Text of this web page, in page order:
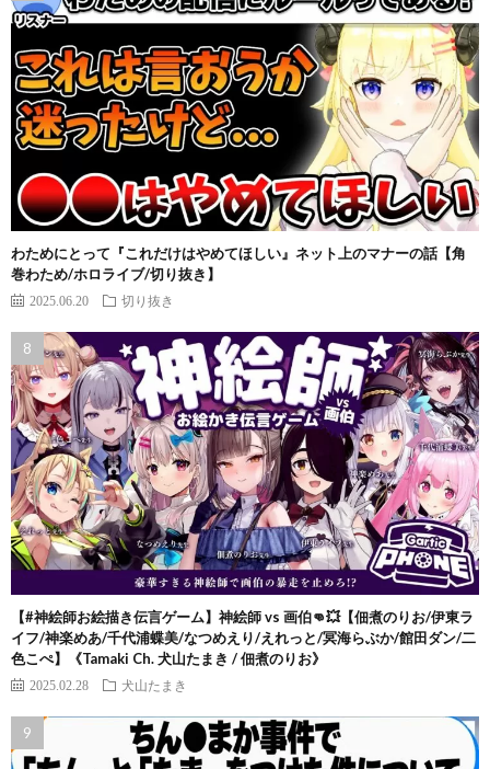
わためにとって『これだけはやめてほしい』ネット上のマナーの話【角
巻わため/ホロライブ/切り抜き】
2025.06.20 切り抜き
【#神絵師お絵描き伝言ゲーム】神絵師 vs 画伯👊💥【佃煮のりお/伊東ラ
イフ/神楽めあ/千代浦蝶美/なつめえり/えれっと/冥海らぶか/館田ダン/二
色こぺ】《Tamaki Ch. 犬山たまき / 佃煮のりお》
2025.02.28 犬山たまき